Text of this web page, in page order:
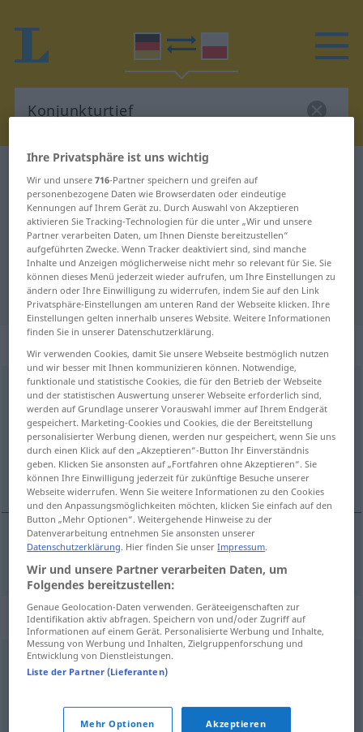
Deutsch-Polnisch Übersetzung für
"Konjunkturtief"
"Konjunkturtief" Polnisch
Übersetzung
„Konjunkturtief“ : Neutrum, sächlich
Konjunkturtief n
Übersicht aller Übersetzungen
(Für mehr Details die Übersetzung anklicken/antippen)
dekoniunktura
Konjunkturtief
Synonyme für "Konjunkturtief"
(wirtschaftliche) Flaute,Depression
© OpenThesaurus.de
Ihre Privatsphäre ist uns wichtig
Wir und unsere716-Partner speichern und greifen auf
personenbezogene Daten wie Browserdaten oder eindeutige
Kennungen auf Ihrem Gerät zu. Durch Auswahl von Akzeptieren
aktivieren Sie Tracking-Technologien für die unter „Wir und unsere
Partner verarbeiten Daten, um Ihnen Dienste bereitzustellen“
aufgeführten Zwecke. Wenn Tracker deaktiviert sind, sind manche
Inhalte und Anzeigen möglicherweise nicht mehr so relevant für Sie. Sie
können dieses Menü jederzeit wieder aufrufen, um Ihre Einstellungen zu
ändern oder Ihre Einwilligung zu widerrufen, indem Sie auf den Link
Privatsphäre-Einstellungen am unteren Rand der Webseite klicken. Ihre
Einstellungen gelten innerhalb unseres Website. Weitere Informationen
finden Sie in unserer Datenschutzerklärung.
Wir verwenden Cookies, damit Sie unsere Webseite bestmöglich nutzen
und wir besser mit Ihnen kommunizieren können. Notwendige,
funktionale und statistische Cookies, die für den Betrieb der Webseite
und der statistischen Auswertung unserer Webseite erforderlich sind,
werden auf Grundlage unserer Vorauswahl immer auf Ihrem Endgerät
gespeichert. Marketing-Cookies und Cookies, die der Bereitstellung
personalisierter Werbung dienen, werden nur gespeichert, wenn Sie uns
durch einen Klick auf den „Akzeptieren“-Button Ihr Einverständnis
geben. Klicken Sie ansonsten auf „Fortfahren ohne Akzeptieren“. Sie
können Ihre Einwilligung jederzeit für zukünftige Besuche unserer
Webseite widerrufen. Wenn Sie weitere Informationen zu den Cookies
und den Anpassungsmöglichkeiten möchten, klicken Sie einfach auf den
Button „Mehr Optionen“. Weitergehende Hinweise zu der
Datenverarbeitung entnehmen Sie ansonsten unserer
Datenschutzerklärung. Hier finden Sie unserImpressum.
Wir und unsere Partner verarbeiten Daten, um
Folgendes bereitzustellen:
Genaue Geolocation-Daten verwenden. Geräteeigenschaften zur
Identifikation aktiv abfragen. Speichern von und/oder Zugriff auf
Informationen auf einem Gerät. Personalisierte Werbung und Inhalte,
Messung von Werbung und Inhalten, Zielgruppenforschung und
Entwicklung von Dienstleistungen.
Liste der Partner (Lieferanten)
Mehr Optionen Akzeptieren